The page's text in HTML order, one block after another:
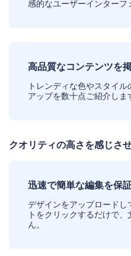
感的なユーザーインターフ
高品質なコンテンツを
トレンディな色やスタイ
アップを数十点ご紹介しま
クオリティの高さを感じさ
迅速で簡単な編集を保
デザインをアップロード
トをクリックするだけで
ん。